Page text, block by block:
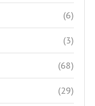
(6)
(3)
(68)
(29)